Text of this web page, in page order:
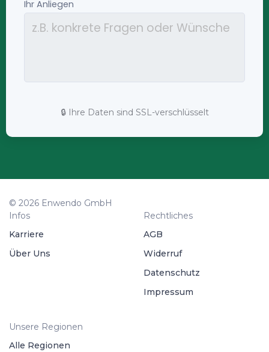
🔒 Ihre Daten sind SSL-verschlüsselt
© 2026 Enwendo GmbH
Infos
Karriere
Über Uns
Rechtliches
AGB
Widerruf
Datenschutz
Impressum
Unsere Regionen
Alle Regionen